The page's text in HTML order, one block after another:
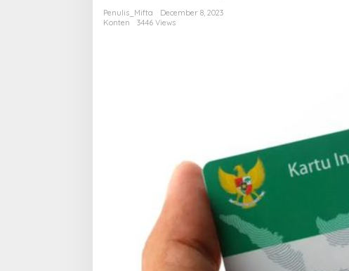
a
a
K
u
B
Penulis_Mifta
December 8, 2023
Konten
3446 Views